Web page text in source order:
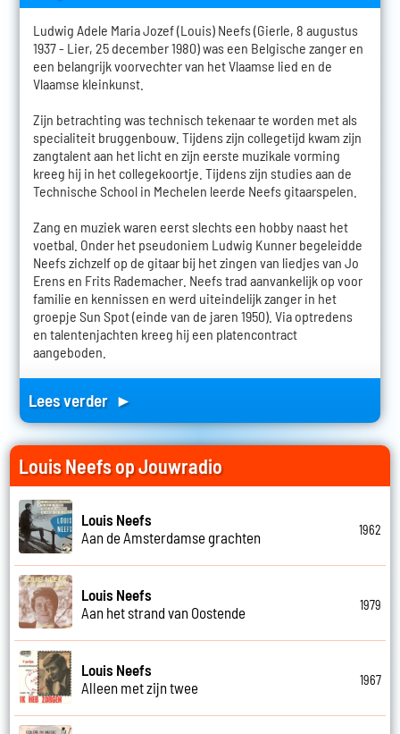
Ludwig Adele Maria Jozef (Louis) Neefs (Gierle, 8 augustus
1937 - Lier, 25 december 1980) was een Belgische zanger en
een belangrijk voorvechter van het Vlaamse lied en de
Vlaamse kleinkunst.
Zijn betrachting was technisch tekenaar te worden met als
specialiteit bruggenbouw. Tijdens zijn collegetijd kwam zijn
zangtalent aan het licht en zijn eerste muzikale vorming
kreeg hij in het collegekoortje. Tijdens zijn studies aan de
Technische School in Mechelen leerde Neefs gitaarspelen.
Zang en muziek waren eerst slechts een hobby naast het
voetbal. Onder het pseudoniem Ludwig Kunner begeleidde
Neefs zichzelf op de gitaar bij het zingen van liedjes van Jo
Erens en Frits Rademacher. Neefs trad aanvankelijk op voor
familie en kennissen en werd uiteindelijk zanger in het
groepje Sun Spot (einde van de jaren 1950). Via optredens
en talentenjachten kreeg hij een platencontract
aangeboden.
Lees verder ►
Louis Neefs op Jouwradio
Louis Neefs
Aan de Amsterdamse grachten
1962
Louis Neefs
Aan het strand van Oostende
1979
Louis Neefs
Alleen met zijn twee
1967